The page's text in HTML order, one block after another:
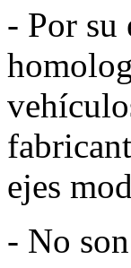
- Por su
ejes
- No